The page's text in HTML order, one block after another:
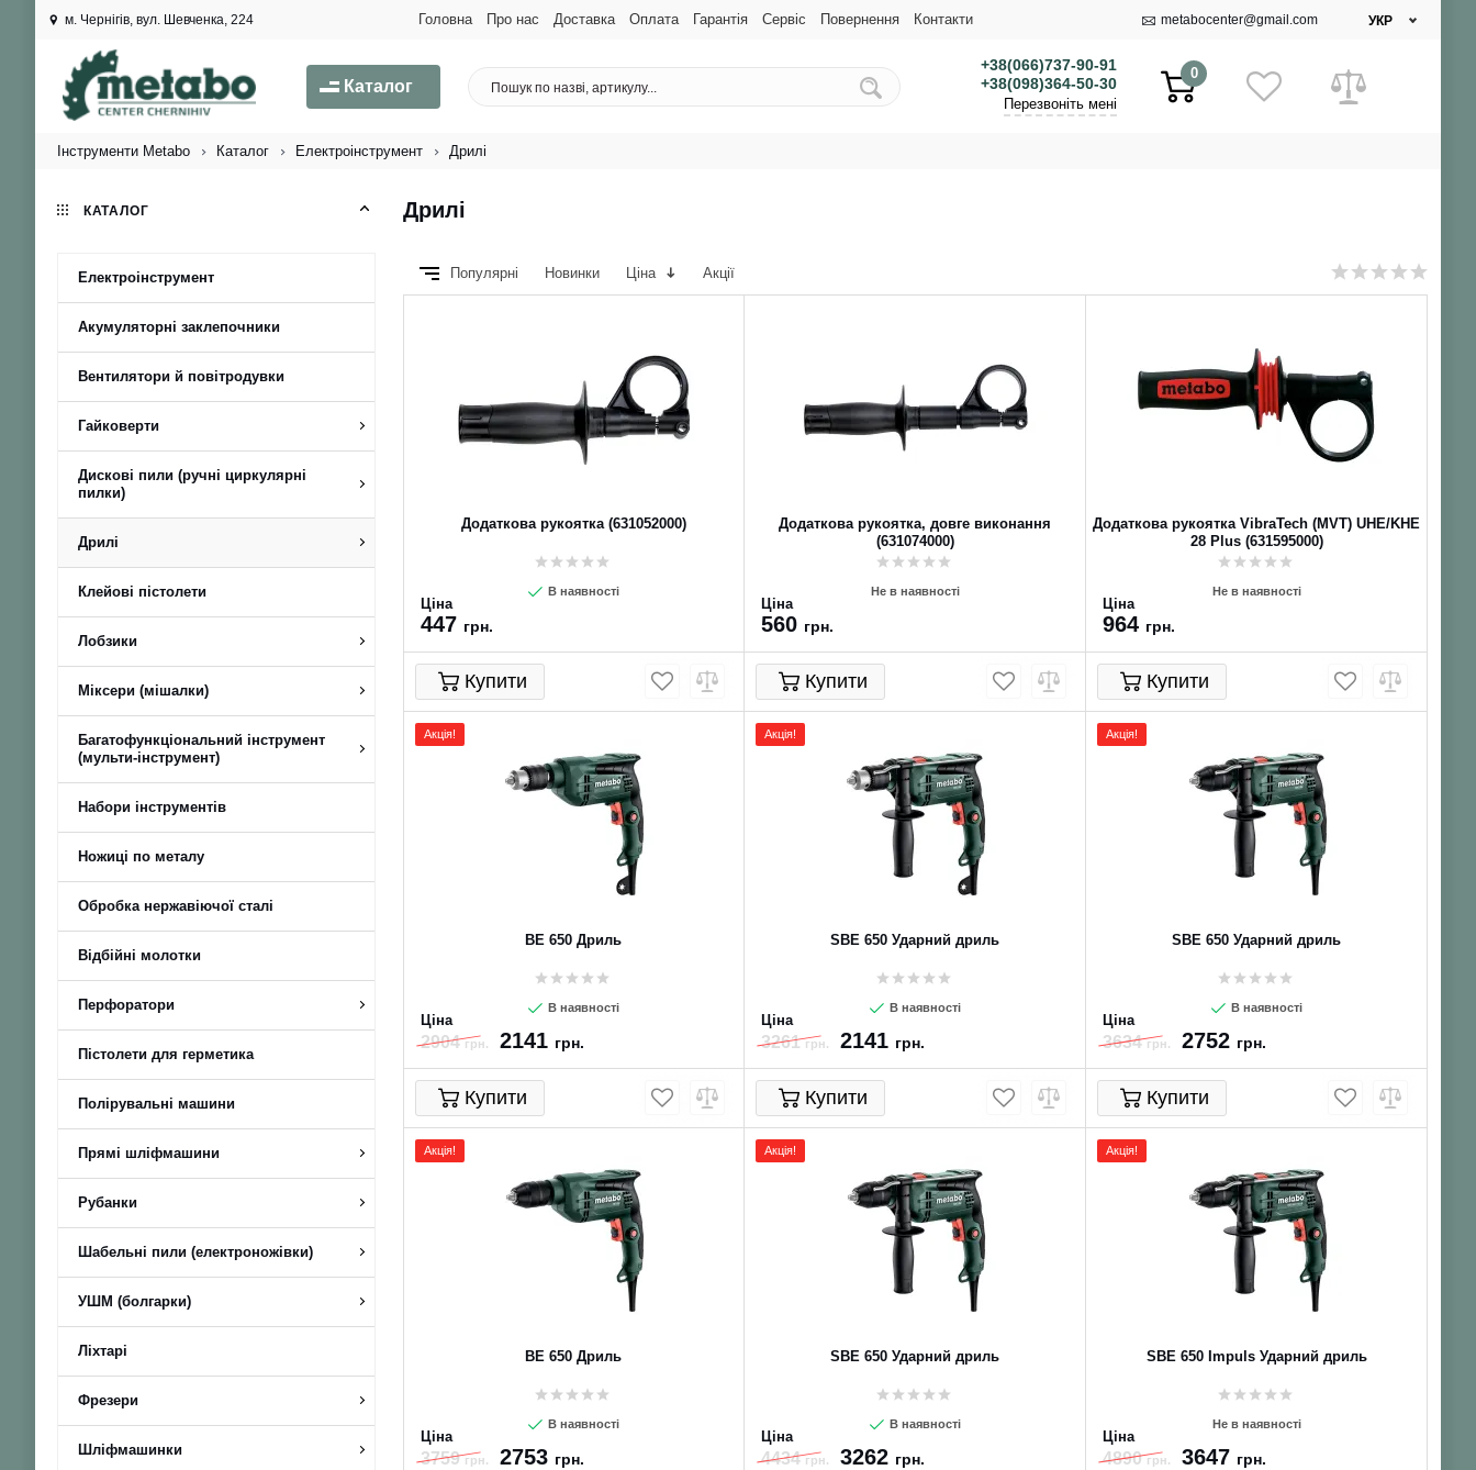
м. Чернігів, вул. Шевченка, 224 Головна Про нас Доставка Оплата Гарантія Сервіс Повернення Контакти metabocenter@gmail.com УКР
Каталог
+38(066)737-90-91
+38(098)364-50-30
Перезвоніть мені
0
Інструменти Metabo Каталог Електроінструмент Дрилі
Дрилі
Популярні Новинки Ціна Акції
Додаткова рукоятка (631052000)
В наявності
Ціна
447 грн.
Купити
Додаткова рукоятка, довге виконання
(631074000)
Не в наявності
Ціна
560 грн.
Купити
Додаткова рукоятка VibraTech (MVT) UHE/KHE
28 Plus (631595000)
Не в наявності
Ціна
964 грн.
Купити
Акція!
BE 650 Дриль
В наявності
Ціна
2904грн. 2141 грн.
Купити
Акція!
SBE 650 Ударний дриль
В наявності
Ціна
3261грн. 2141 грн.
Купити
Акція!
SBE 650 Ударний дриль
В наявності
Ціна
3634грн. 2752 грн.
Купити
Акція!
BE 650 Дриль
В наявності
Ціна
3759грн. 2753 грн.
Акція!
SBE 650 Ударний дриль
В наявності
Ціна
4434грн. 3262 грн.
Акція!
SBE 650 Impuls Ударний дриль
Не в наявності
Ціна
4890грн. 3647 грн.
КАТАЛОГ
Електроінструмент
Акумуляторні заклепочники
Вентилятори й повітродувки
Гайковерти
Дискові пили (ручні циркулярні
пилки)
Дрилі
Клейові пістолети
Лобзики
Міксери (мішалки)
Багатофункціональний інструмент
(мульти-інструмент)
Набори інструментів
Ножиці по металу
Обробка нержавіючої сталі
Відбійні молотки
Перфоратори
Пістолети для герметика
Полірувальні машини
Прямі шліфмашини
Рубанки
Шабельні пили (електроножівки)
УШМ (болгарки)
Ліхтарі
Фрезери
Шліфмашинки